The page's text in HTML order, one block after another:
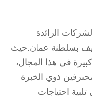
الرائدة
بسلطنة عمان.حيث
في هذا المجال،
ذوي الخبرة
احتياجات